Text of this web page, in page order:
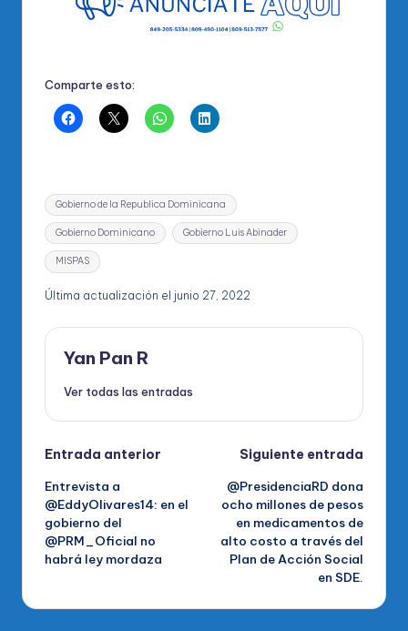
Comparte esto:
Etiquetas:
Gobierno de la Republica Dominicana
Gobierno Dominicano Gobierno Luis Abinader
MISPAS
Última actualización el junio 27, 2022
Yan Pan R
Ver todas las entradas
Navegación
de
entradas
Entrada anterior
Entrevista a
@EddyOlivares14: en el
gobierno del
@PRM_Oficial no
habrá ley mordaza
Siguiente entrada
@PresidenciaRD dona
ocho millones de pesos
en medicamentos de
alto costo a través del
Plan de Acción Social
en SDE.